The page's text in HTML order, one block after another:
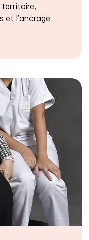
territoire,
et l’ancrage